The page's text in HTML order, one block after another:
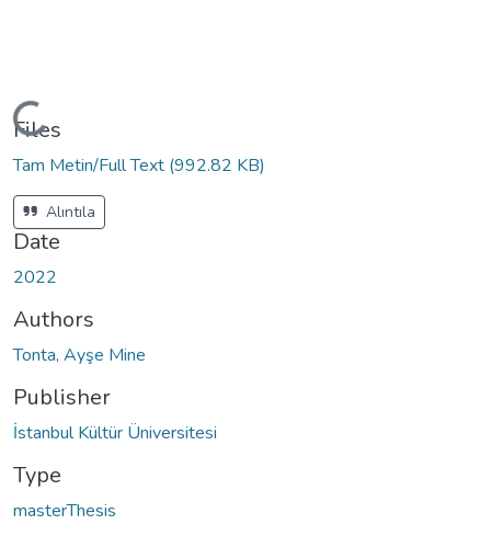
Loading...
Files
Tam Metin/Full Text (992.82 KB)
Alıntıla
Date
2022
Authors
Tonta, Ayşe Mine
Publisher
İstanbul Kültür Üniversitesi
Type
masterThesis